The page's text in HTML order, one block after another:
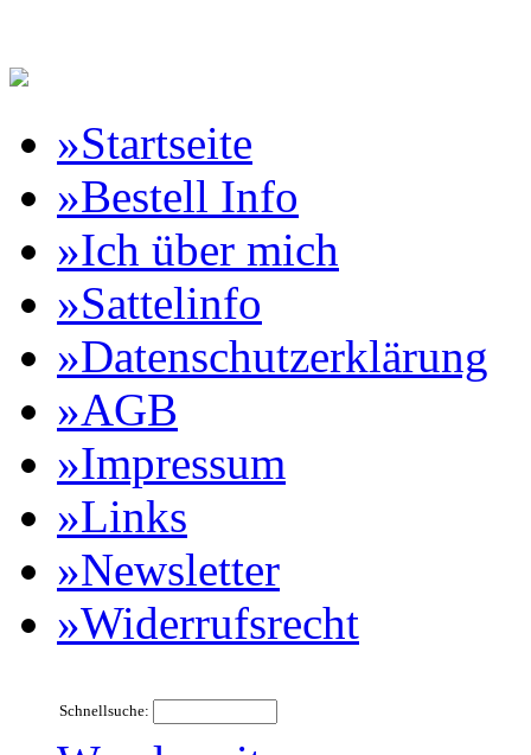
Reitartikelbörse Online
»Startseite
»Bestell Info
»Ich über mich
»Sattelinfo
»Datenschutzerklärung
»AGB
»Impressum
»Links
»Newsletter
»Widerrufsrecht
Schnellsuche: